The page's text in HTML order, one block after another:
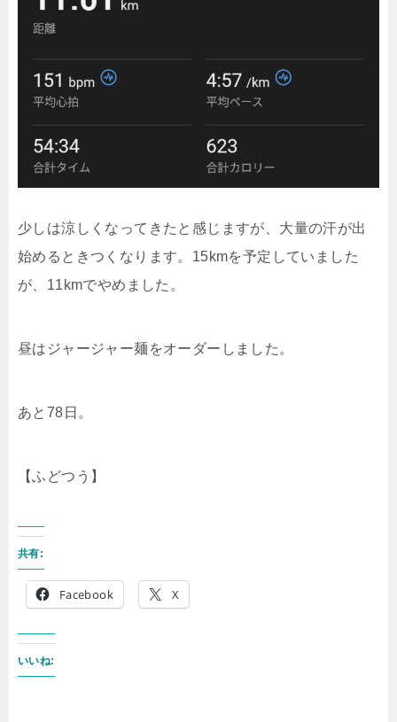
少しは涼しくなってきたと感じますが、大量の汗が出
始めるときつくなります。15kmを予定していました
が、11kmでやめました。
昼はジャージャー麺をオーダーしました。
あと78日。
【ふどつう】
共有:
Facebook X
いいね: